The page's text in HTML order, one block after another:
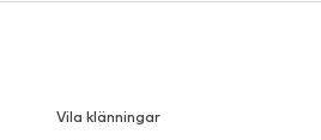
Vila klänningar